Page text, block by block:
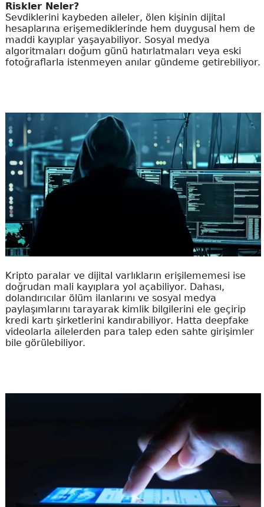
Riskler Neler?
Sevdiklerini kaybeden aileler, ölen kişinin dijital
hesaplarına erişemediklerinde hem duygusal hem de
maddi kayıplar yaşayabiliyor. Sosyal medya
algoritmaları doğum günü hatırlatmaları veya eski
fotoğraflarla istenmeyen anılar gündeme getirebiliyor.
Kripto paralar ve dijital varlıkların erişilememesi ise
doğrudan mali kayıplara yol açabiliyor. Dahası,
dolandırıcılar ölüm ilanlarını ve sosyal medya
paylaşımlarını tarayarak kimlik bilgilerini ele geçirip
kredi kartı şirketlerini kandırabiliyor. Hatta deepfake
videolarla ailelerden para talep eden sahte girişimler
bile görülebiliyor.